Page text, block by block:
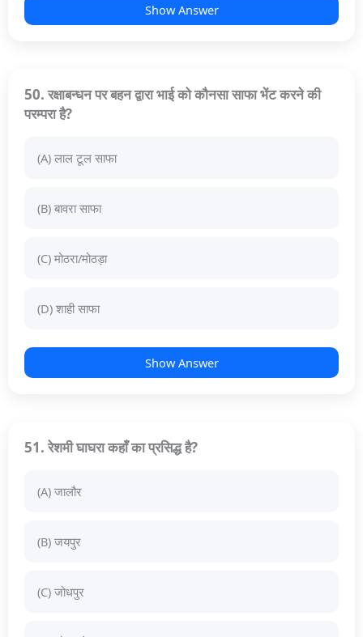
Show Answer
50. रक्षाबन्धन पर बहन द्वारा भाई को कौनसा साफा भेंट करने की
परम्परा है?
(A) लाल टूल साफा
(B) बावरा साफा
(C) मोठरा/मोठड़ा
(D) शाही साफा
Show Answer
51. रेशमी घाघरा कहाँ का प्रसिद्ध है?
(A) जालौर
(B) जयपुर
(C) जोधपुर